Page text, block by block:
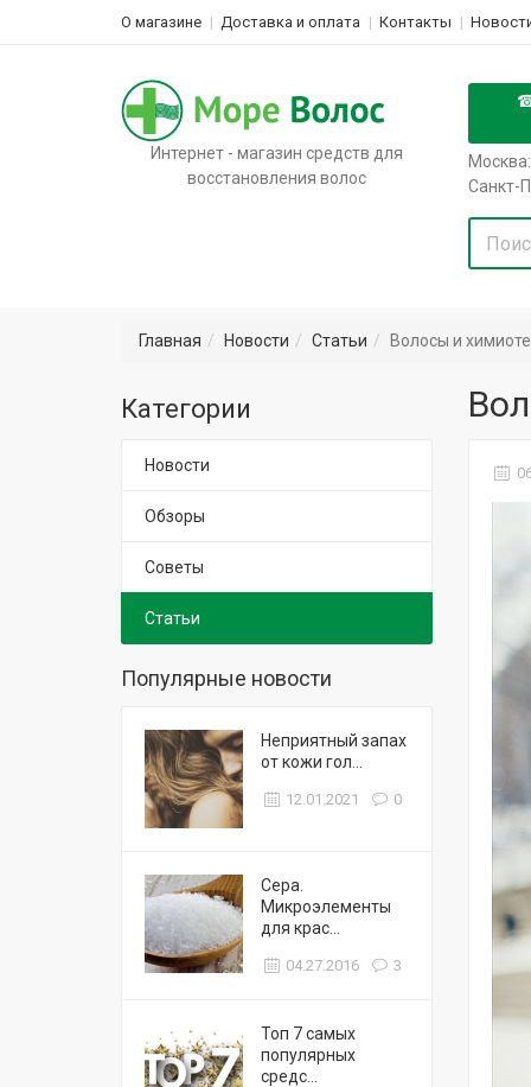
О магазине Доставка и оплата Контакты
Интернет - магазин средств для
восстановления волос
Москва:
Санкт-
Главная Новости Статьи Волосы и
Категории
Новости
Обзоры
Советы
Статьи
Популярные новости
Неприятный запах
от кожи гол...
12.01.2021 0
Сера.
Микроэлементы
для крас...
04.27.2016 3
Топ 7 самых
популярных
средс...